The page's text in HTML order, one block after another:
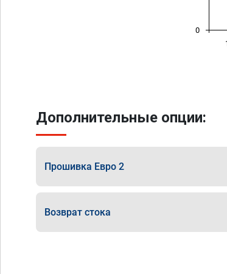
0
Дополнительные опции:
Прошивка Евро 2
Возврат стока